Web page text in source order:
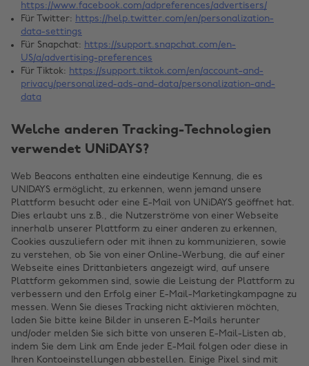
https://www.facebook.com/adpreferences/advertisers/
Für Twitter: https://help.twitter.com/en/personalization-
data-settings
Für Snapchat: https://support.snapchat.com/en-
US/a/advertising-preferences
Für Tiktok: https://support.tiktok.com/en/account-and-
privacy/personalized-ads-and-data/personalization-and-
data
Welche anderen Tracking-Technologien
verwendet UNiDAYS?
Web Beacons enthalten eine eindeutige Kennung, die es
UNIDAYS ermöglicht, zu erkennen, wenn jemand unsere
Plattform besucht oder eine E-Mail von UNiDAYS geöffnet hat.
Dies erlaubt uns z.B., die Nutzerströme von einer Webseite
innerhalb unserer Plattform zu einer anderen zu erkennen,
Cookies auszuliefern oder mit ihnen zu kommunizieren, sowie
zu verstehen, ob Sie von einer Online-Werbung, die auf einer
Webseite eines Drittanbieters angezeigt wird, auf unsere
Plattform gekommen sind, sowie die Leistung der Plattform zu
verbessern und den Erfolg einer E-Mail-Marketingkampagne zu
messen. Wenn Sie dieses Tracking nicht aktivieren möchten,
laden Sie bitte keine Bilder in unseren E-Mails herunter
und/oder melden Sie sich bitte von unseren E-Mail-Listen ab,
indem Sie dem Link am Ende jeder E-Mail folgen oder diese in
Ihren Kontoeinstellungen abbestellen. Einige Pixel sind mit